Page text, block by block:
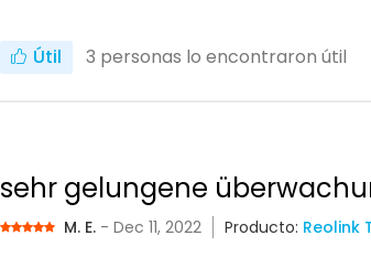
Útil 3 personas lo encontraron útil
sehr gelungene
M. E. - Dec 11, 2022 Producto: Reolink